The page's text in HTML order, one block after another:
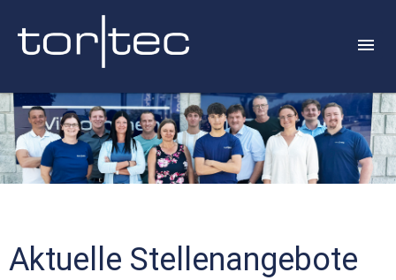
Aktuelle Stellenangebote